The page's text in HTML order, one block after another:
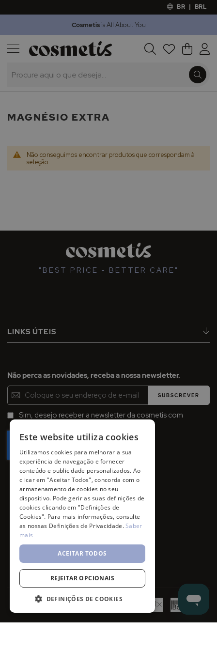
BR | BRL
Cosmetisis All About You
Procura O Meu
Outlet
MAGNÉSIO EXTRA
Não conseguimos encontrar produtos que correspondam à
seleção.
"BEST PRICE - BETTER CARE"
LINKS ÚTEIS
Não perca as novidades, receba a nossa newsletter.
Inscreva-
se
na
Newsletter:
SUBSCREVER
Sim, desejo receber a newsletter da cosmetis com
Este website utiliza cookies
Utilizamos cookies para melhorar a sua
experiência de navegação e fornecer
conteúdo e publicidade personalizados. Ao
clicar em "Aceitar Todos", concorda com o
armazenamento de cookies no seu
dispositivo. Pode gerir as suas definições de
cookies clicando em "Definições de
Cookies". Para mais informações, consulte
as nossas Definições de Privacidade.Saber
mais
ACEITAR TODOS
REJEITAR OPCIONAIS
DEFINIÇÕES DE COOKIES